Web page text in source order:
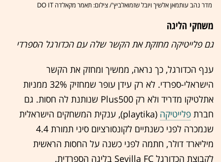
מדר נהב עותמאן אלשיך ויובל שזמואלביץ'/ צילום: תאמר מקאלדה DO IT
משחקי הליגה
גם פלייטיקה מחזקת את הקשר שלה עם הכדורגל הספרדי
ענף הכדורגל, כך נראה, ממשיך ומחזק את הקשר
הישראלי-ספרדי. לא רק עידן עופר שמחזיק 32% ממניות
אתלטיקו מדריד ולא רק Plus500 שנותנת לה חסות. גם
חברת פלייטיקה
(playtika), ענקית המשחקים הישראלית
שנמכרה לפני כשנתיים לקונסורציום סיני תמורת 4.4
מיליארד דולר, חתמה לפני כשנה על החסות הראשית
לקבוצת הכדורגל Sevilla FC בליגה הספרדית.